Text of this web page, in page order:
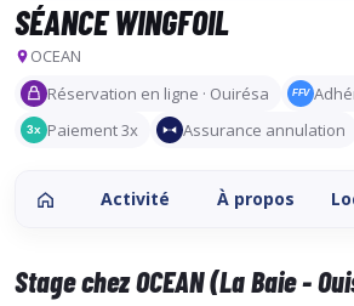
SÉANCE WINGFOIL
OCEAN
Réservation en ligne · Ouirésa
FFV
3x Paiement 3x Assurance annulation
Activité À propos
Stage chez OCEAN (La Baie -